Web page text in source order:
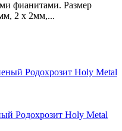
фианитами. Размер
2 х 2мм,...
Родохрозит Holy Metal